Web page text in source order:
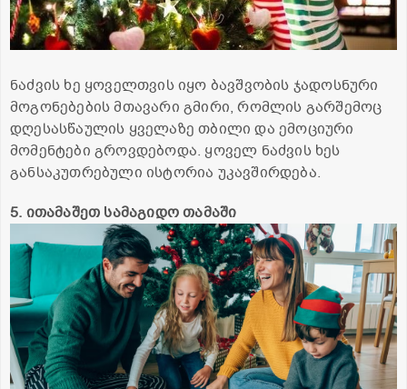
ნაძვის ხე ყოველთვის იყო ბავშვობის ჯადოსნური
მოგონებების მთავარი გმირი, რომლის გარშემოც
დღესასწაულის ყველაზე თბილი და ემოციური
მომენტები გროვდებოდა. ყოველ ნაძვის ხეს
განსაკუთრებული ისტორია უკავშირდება.
5. ითამაშეთ სამაგიდო თამაში